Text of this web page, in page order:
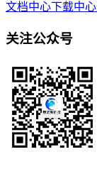
文档中心下载中心
关注公众号